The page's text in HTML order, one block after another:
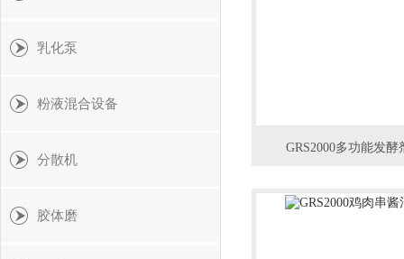
乳化泵
粉液混合设备
分散机
胶体磨
GRS2000多功能发